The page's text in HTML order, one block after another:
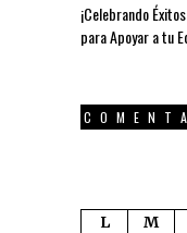
¡Celebrando
para Apoyar a tu
L
M